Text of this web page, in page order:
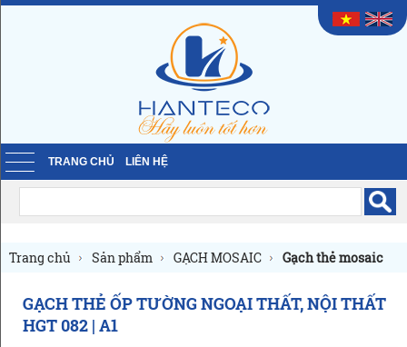
TRANG CHỦ LIÊN HỆ
Trang chủ Sản phẩm GẠCH MOSAIC Gạch thẻ mosaic
GẠCH THẺ ỐP TƯỜNG NGOẠI THẤT, NỘI THẤT
HGT 082 | A1